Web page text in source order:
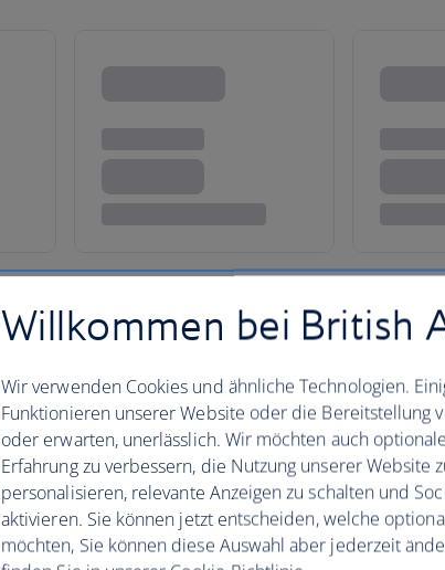
aufregender
Schwingen Sie
Höhen, mit den
Themenpark-
leicht von Park
Willkommen bei British
Wir verwenden Cookies und ähnliche Technologien.
Funktionieren unserer Website oder die Bereitstellung
oder erwarten, unerlässlich. Wir möchten auch
Erfahrung zu verbessern, die Nutzung unserer Website
personalisieren, relevante Anzeigen zu schalten und
aktivieren. Sie können jetzt entscheiden, welche
möchten, Sie können diese Auswahl aber jederzeit